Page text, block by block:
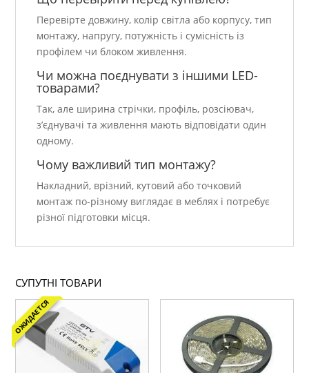
Перевірте довжину, колір світла або корпусу, тип
монтажу, напругу, потужність і сумісність із
профілем чи блоком живлення.
Чи можна поєднувати з іншими LED-
товарами?
Так, але ширина стрічки, профіль, розсіювач,
з’єднувачі та живлення мають відповідати один
одному.
Чому важливий тип монтажу?
Накладний, врізний, кутовий або точковий
монтаж по-різному виглядає в меблях і потребує
різної підготовки місця.
СУПУТНІ ТОВАРИ
ОЖИДАЕТСЯ